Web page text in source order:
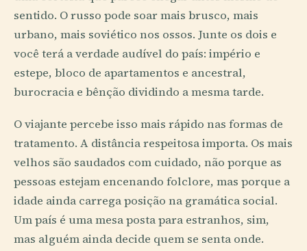
sentido. O russo pode soar mais brusco, mais
urbano, mais soviético nos ossos. Junte os dois e
você terá a verdade audível do país: império e
estepe, bloco de apartamentos e ancestral,
burocracia e bênção dividindo a mesma tarde.
O viajante percebe isso mais rápido nas formas de
tratamento. A distância respeitosa importa. Os mais
velhos são saudados com cuidado, não porque as
pessoas estejam encenando folclore, mas porque a
idade ainda carrega posição na gramática social.
Um país é uma mesa posta para estranhos, sim,
mas alguém ainda decide quem se senta onde.